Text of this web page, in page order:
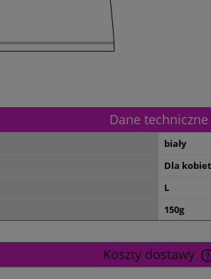
Dane techniczne
biały
Dla
L
150g
Koszty dostawy